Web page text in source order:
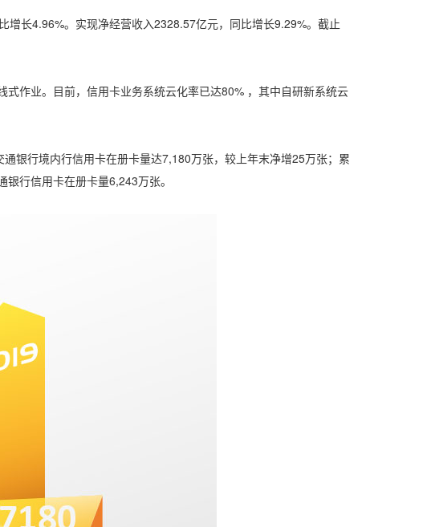
长4.96%。实现净经营收入2328.57亿元，同比增长9.29%。截止
作业。目前，信用卡业务系统云化率已达80% ，其中自研新系统云
银行境内行信用卡在册卡量达7,180万张，较上年末净增25万张；累
行信用卡在册卡量6,243万张。